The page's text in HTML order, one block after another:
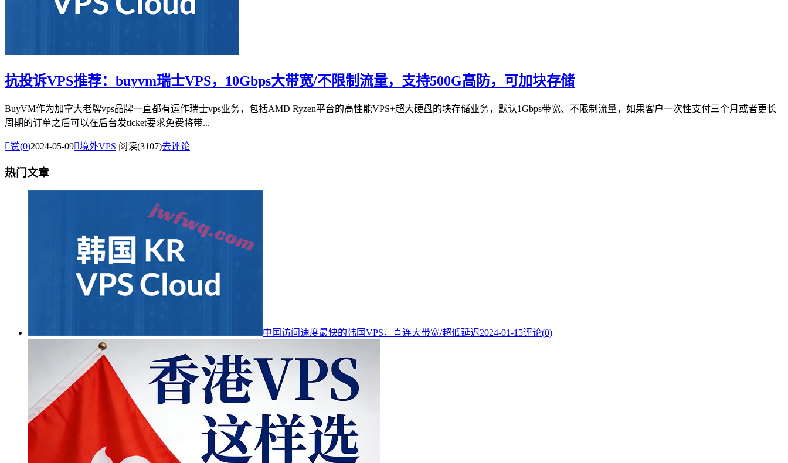
抗投诉VPS推荐：buyvm瑞士VPS，10Gbps大带宽/不限制流量，支持500G高防，可加块存储
BuyVM作为加拿大老牌vps品牌一直都有运作瑞士vps业务，包括AMD Ryzen平台的高性能VPS+超大硬盘的块存储业务，默认1Gbps带宽、不限制流量，如果客户一次性支付三个月或者更长
周期的订单之后可以在后台发ticket要求免费将带...
赞(0)2024-05-09境外VPS 阅读(3107)去评论
热门文章
中国访问速度最快的韩国VPS，直连大带宽/超低延迟2024-01-15评论(0)